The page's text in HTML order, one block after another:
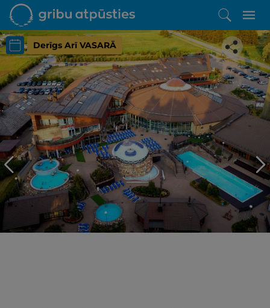
Derīgs Arī VASARĀ
Iepatikās šis piedāvājums?
Līdz brīnišķīgai atpūtai atlikuši tikai daži soļi
PĒRKU